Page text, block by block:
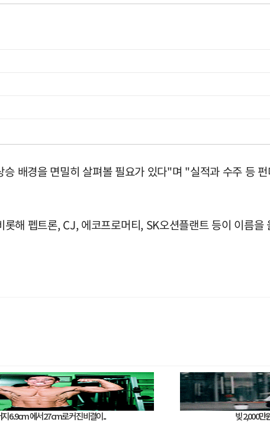
배경을 면밀히 살펴볼 필요가 있다"며 "실적과 수주 등
해 펩트론, CJ, 에코프로머티, SK오션플랜트 등이 이름을